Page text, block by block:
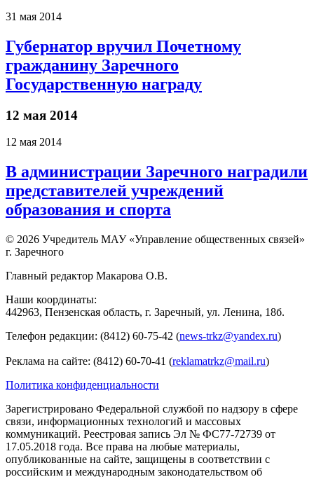
31 мая 2014
Губернатор вручил Почетному
гражданину Заречного
Государственную награду
12 мая 2014
12 мая 2014
В администрации Заречного наградили
представителей учреждений
образования и спорта
© 2026 Учредитель МАУ «Управление общественных связей»
г. Заречного
Главный редактор Макарова О.В.
Наши координаты:
442963, Пензенская область, г. Заречный, ул. Ленина, 18б.
Телефон редакции: (8412) 60-75-42 (news-trkz@yandex.ru)
Реклама на сайте: (8412) 60-70-41 (reklamatrkz@mail.ru)
Политика конфиденциальности
Зарегистрировано Федеральной службой по надзору в сфере
связи, информационных технологий и массовых
коммуникаций. Реестровая запись Эл № ФС77-72739 от
17.05.2018 года. Все права на любые материалы,
опубликованные на сайте, защищены в соответствии с
российским и международным законодательством об